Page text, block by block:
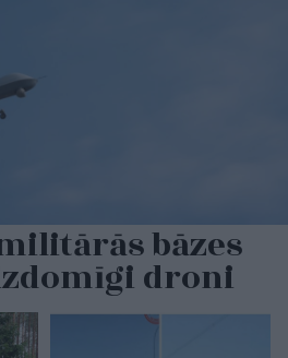
bāzes
droni